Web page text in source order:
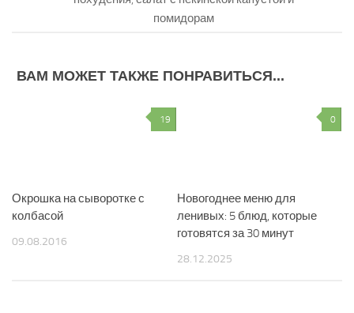
помидорам
ВАМ МОЖЕТ ТАКЖЕ ПОНРАВИТЬСЯ...
19
Окрошка на сыворотке с
колбасой
09.08.2016
0
Новогоднее меню для
ленивых: 5 блюд, которые
готовятся за 30 минут
28.12.2025